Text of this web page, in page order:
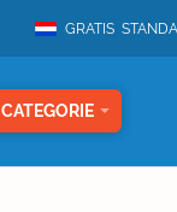
GRATIS
CATEGORIE